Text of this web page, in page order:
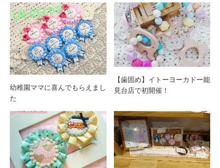
幼稚園ママに喜んでもらえまし
た
【歯固め】イトーヨーカドー能
見台店で初開催！